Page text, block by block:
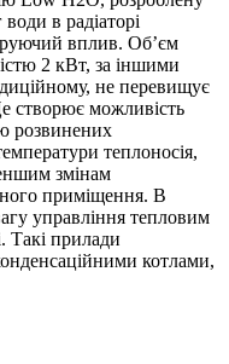
в радіаторі
вплив. Об’єм
2 кВт, за іншими
не перевищує
створює можливість
розвинених
теплоносія,
змінам
приміщення. В
управління тепловим
Такі прилади
котлами,